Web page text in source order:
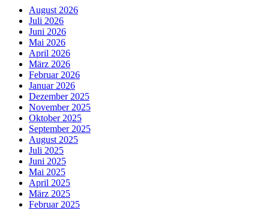
August 2026
Juli 2026
Juni 2026
Mai 2026
April 2026
März 2026
Februar 2026
Januar 2026
Dezember 2025
November 2025
Oktober 2025
September 2025
August 2025
Juli 2025
Juni 2025
Mai 2025
April 2025
März 2025
Februar 2025